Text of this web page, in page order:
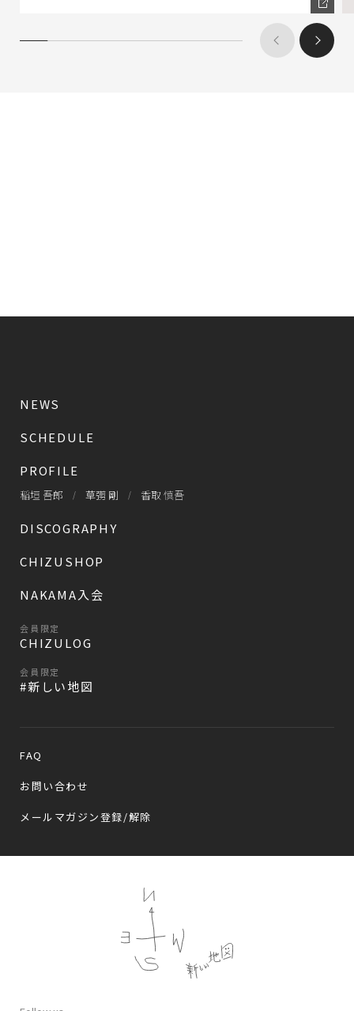
NEWS
SCHEDULE
PROFILE
稲垣 吾郎 草彅 剛 香取 慎吾
DISCOGRAPHY
CHIZUSHOP
NAKAMA入会
会員限定
CHIZULOG
会員限定
#新しい地図
FAQ
お問い合わせ
メールマガジン登録/解除